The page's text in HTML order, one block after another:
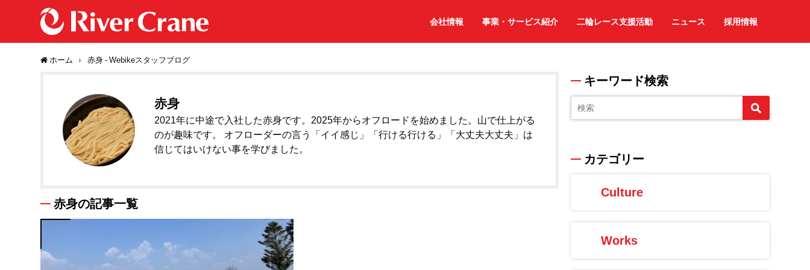
会社情報 事業・サービス紹介 二輪レース支援活動 ニュース 採用情報
ホーム 赤身 - Webikeスタッフブログ
赤身
2021年に中途で入社した赤身です。2025年からオフロードを始めました。山で仕上がる
のが趣味です。 オフローダーの言う「イイ感じ」「行ける行ける」「大丈夫大丈夫」は
信じてはいけない事を学びました。
赤身の記事一覧
キーワード検索
カテゴリー
Culture
Works